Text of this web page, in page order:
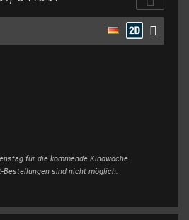
für die kommende Kinowoche
sind nicht möglich.